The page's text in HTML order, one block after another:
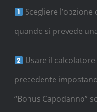
Scegliere l’opzione
quando si prevede
Usare il
precedente
“Bonus Capodanno”